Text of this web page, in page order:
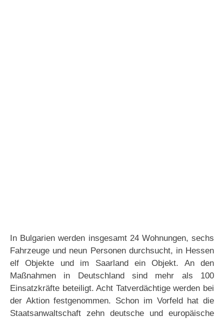
In Bulgarien werden insgesamt 24 Wohnungen, sechs
Fahrzeuge und neun Personen durchsucht, in Hessen
elf Objekte und im Saarland ein Objekt. An den
Maßnahmen in Deutschland sind mehr als 100
Einsatzkräfte beteiligt. Acht Tatverdächtige werden bei
der Aktion festgenommen. Schon im Vorfeld hat die
Staatsanwaltschaft zehn deutsche und europäische